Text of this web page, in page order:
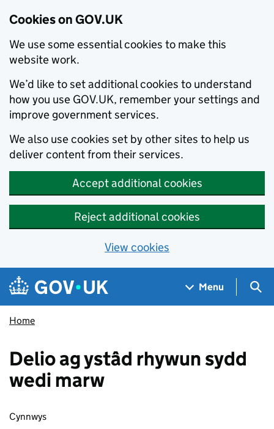
Cookies on GOV.UK
We use some essential cookies to make this
website work.
We’d like to set additional cookies to understand
how you use GOV.UK, remember your settings and
improve government services.
We also use cookies set by other sites to help us
deliver content from their services.
Accept additional cookies
Reject additional cookies
View cookies
Skip to main content
Navigation menu
Menu
Home
Delio ag ystâd rhywun sydd
wedi marw
Sgipio cynnwys
Cynnwys